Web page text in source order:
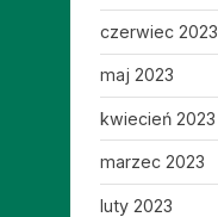
czerwiec 2023
maj 2023
kwiecień 2023
marzec 2023
luty 2023